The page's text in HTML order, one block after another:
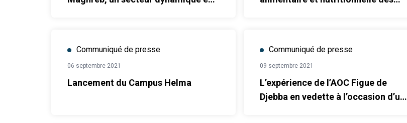
Communiqué de presse
06 septembre 2021
Lancement du Campus Helma
Communiqué de presse
09 septembre 2021
L’expérience de l’AOC Figue de
Djebba en vedette à l’occasion d’une